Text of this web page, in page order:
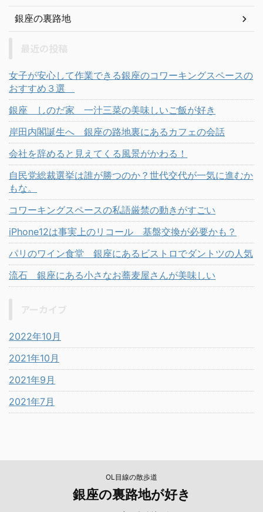
銀座の裏路地
女子が安心して作業できる銀座のコワーキングスペースの
おすすめ３選
銀座 しのだ家 一汁三菜の美味しいご飯が好き
岸田内閣誕生へ 銀座の路地裏にあるカフェの会話
会社を辞めると見えてくる風景がかわる！
自民党総裁選挙は誰が勝つのか？世代交代が一気に進むか
もな。
コワーキングスペースの私語厳禁の動きがすごい
iPhone12は事実上のリコール 基盤交換が必要かも？
パリのワイン食堂 銀座にあるビストロでダントツの人気
流石 銀座にある小さなお蕎麦屋さんが美味しい
2022年10月
2021年10月
2021年9月
2021年7月
OL目線の散歩道
銀座の裏路地が好き